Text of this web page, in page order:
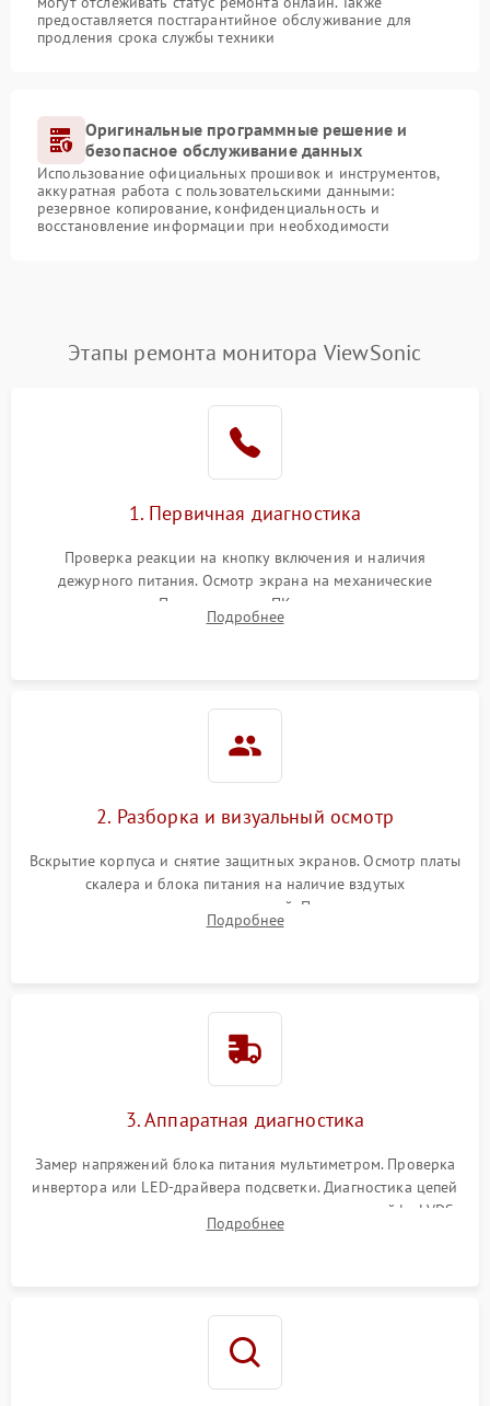
предоставляется постгарантийное обслуживание для
продления срока службы техники
Оригинальные программные решение и
безопасное обслуживание данных
Использование официальных прошивок и инструментов,
аккуратная работа с пользовательскими данными:
резервное копирование, конфиденциальность и
восстановление информации при необходимости
Этапы ремонта монитора ViewSonic
1. Первичная диагностика
Проверка реакции на кнопку включения и наличия
дежурного питания. Осмотр экрана на механические
повреждения. Подключение к ПК для оценки вывода
изображения, работы подсветки и выявления артефактов на
Подробнее
2. Разборка и визуальный осмотр
Вскрытие корпуса и снятие защитных экранов. Осмотр платы
скалера и блока питания на наличие вздутых
конденсаторов, прогаров, окислений. Проверка надежности
контактов и целостности шлейфов матрицы.
Подробнее
3. Аппаратная диагностика
Замер напряжений блока питания мультиметром. Проверка
инвертора или LED-драйвера подсветки. Диагностика цепей
питания скалера и тестирование сигналов на шлейфе LVDS
Подробнее